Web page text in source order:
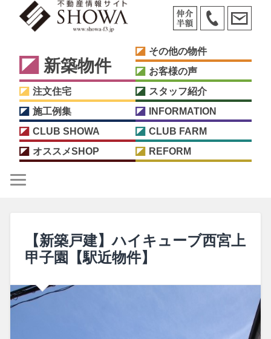
新築物件
その他の物件
お客様の声
注文住宅
スタッフ紹介
施工例集
INFORMATION
CLUB SHOWA
CLUB FARM
オススメSHOP
REFORM
【新築戸建】ハイキューブ西宮上
甲子園【駅近物件】